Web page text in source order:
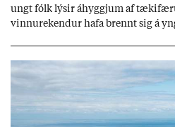
ungt fólk lýs­ir áhyggj­um af
vinnu­rek­end­ur hafa brennt sig á